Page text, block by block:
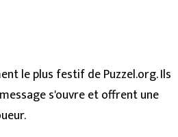
le plus festif de Puzzel.org. Ils
s'ouvre et offrent une